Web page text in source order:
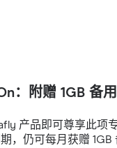
：附赠 1GB 备
产品即可尊享此项
，仍可每月获赠 1GB